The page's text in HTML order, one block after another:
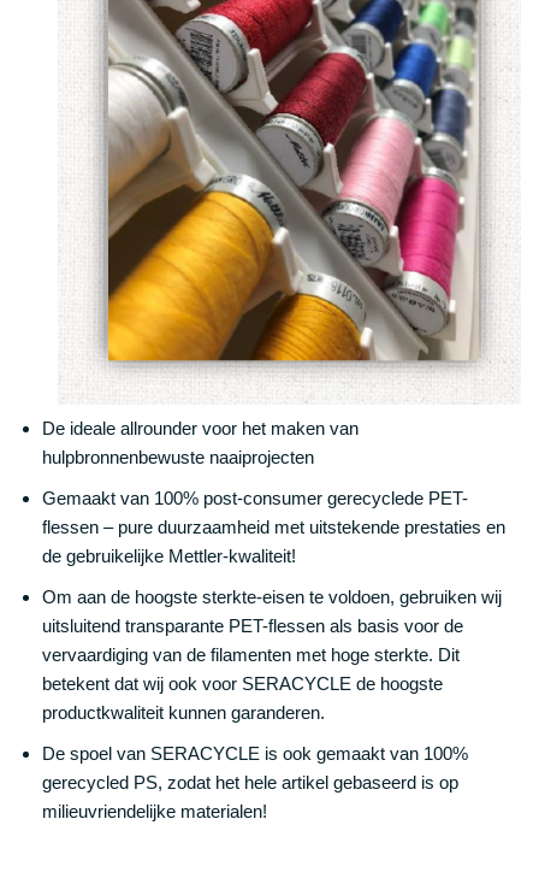
De ideale allrounder voor het maken van
hulpbronnenbewuste naaiprojecten
Gemaakt van 100% post-consumer gerecyclede PET-
flessen – pure duurzaamheid met uitstekende prestaties en
de gebruikelijke Mettler-kwaliteit!
Om aan de hoogste sterkte-eisen te voldoen, gebruiken wij
uitsluitend transparante PET-flessen als basis voor de
vervaardiging van de filamenten met hoge sterkte. Dit
betekent dat wij ook voor SERACYCLE de hoogste
productkwaliteit kunnen garanderen.
De spoel van SERACYCLE is ook gemaakt van 100%
gerecycled PS, zodat het hele artikel gebaseerd is op
milieuvriendelijke materialen!